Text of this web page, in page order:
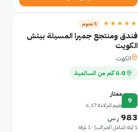
★★★★★ 5 نجوم
فندق ومنتجع جميرا المسيلة بيتش
الكويت
الكويت
8.0 كم من السالمية
9
ممتاز
تقييم للنزلاء 6,174
983 ر.س
1 ليلة (شامل الضرائب) · 1 غرفة